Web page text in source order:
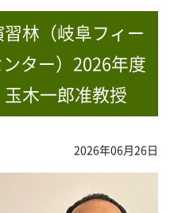
習林（岐阜フィー
ター）2026年度
木一郎准教授
2026年06月26日